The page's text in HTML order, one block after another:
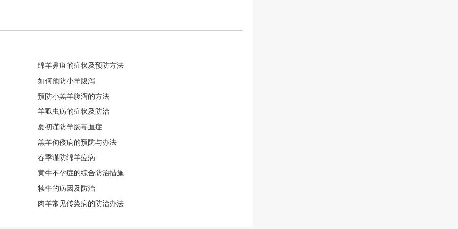
绵羊鼻疽的症状及预防方法
如何预防小羊腹泻
预防小羔羊腹泻的方法
羊虱虫病的症状及防治
夏初谨防羊肠毒血症
羔羊佝偻病的预防与办法
春季谨防绵羊痘病
黄牛不孕症的综合防治措施
犊牛的病因及防治
肉羊常见传染病的防治办法